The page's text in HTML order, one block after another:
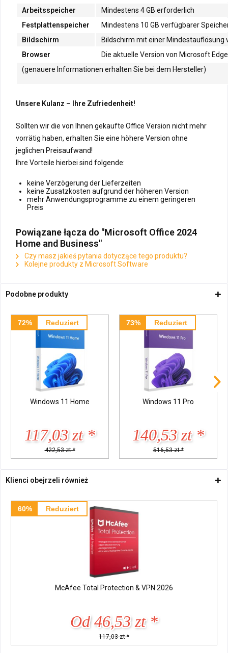
Arbeitsspeicher
Mindestens 4 GB erforderlich
Festplattenspeicher
Mindestens 10 GB verfügbarer
Bildschirm
Bildschirm mit einer Mindestauflösung
Browser
Die aktuelle Version von Microsoft
(genauere Informationen erhalten Sie bei dem Hersteller)
Unsere Kulanz – Ihre Zufriedenheit!
Sollten wir die von Ihnen gekaufte Office Version nicht mehr
vorrätig haben, erhalten Sie eine höhere Version ohne
jeglichen Preisaufwand!
Ihre Vorteile hierbei sind folgende:
keine Verzögerung der Lieferzeiten
keine Zusatzkosten aufgrund der höheren Version
mehr Anwendungsprogramme zu einem geringeren
Preis
Powiązane łącza do "Microsoft Office 2024
Home and Business"
Czy masz jakieś pytania dotyczące tego produktu?
Kolejne produkty z Microsoft Software
Podobne produkty
72% Reduziert
Windows 11 Home
117,03 zt *
422,53 zt *
73% Reduziert
Windows 11 Pro
140,53 zt *
516,53 zt *
Klienci obejrzeli również
60% Reduziert
McAfee Total Protection & VPN 2026
Od 46,53 zt *
117,03 zt *